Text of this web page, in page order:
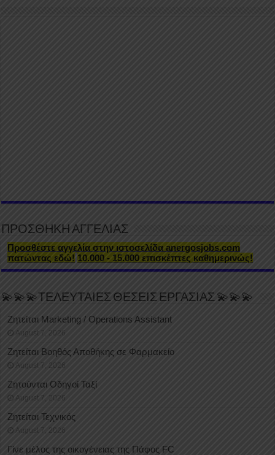
ΠΡΟΣΘΗΚΗ ΑΓΓΕΛΙΑΣ
Προσθέστε αγγελία στην ιστοσελίδα anergosjobs.com
πατώντας εδώ! 10.000 - 15.000 επισκέπτες καθημερινώς!
💫💫💫ΤΕΛΕΥΤΑΙΕΣ ΘΕΣΕΙΣ ΕΡΓΑΣΙΑΣ 💫💫💫
Ζητείται Marketing / Operations Assistant
August 7, 2026
Ζητείται Βοηθός Αποθήκης σε Φαρμακείο
August 7, 2026
Ζητούνται Οδηγοί Ταξί
August 7, 2026
Ζητείται Τεχνικός
August 7, 2026
Γίνε μέλος της οικογένειας της Πάφος FC